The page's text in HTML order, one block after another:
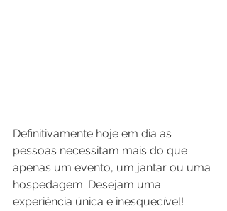
Definitivamente hoje em dia as
pessoas necessitam mais do que
apenas um evento, um jantar ou uma
hospedagem. Desejam uma
experiência única e inesquecível!